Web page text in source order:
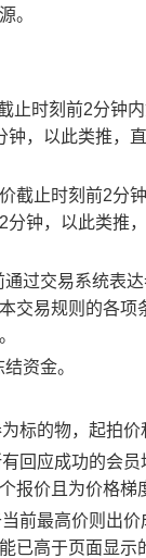
。
止时刻前2分钟
，以此类推，
截止时刻前2分
钟，以此类推
过交易系统表
交易规则的各
资金。
标的物，起拍
回应成功的会
报价且为价格
前最高价则出
已高于页面显示